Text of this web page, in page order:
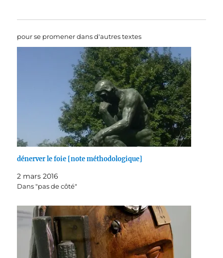
pour se promener dans d'autres textes
dénerver le foie [note méthodologique]
2 mars 2016
Dans "pas de côté"